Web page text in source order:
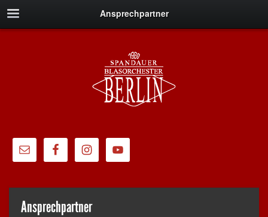
Ansprechpartner
Ansprechpartner